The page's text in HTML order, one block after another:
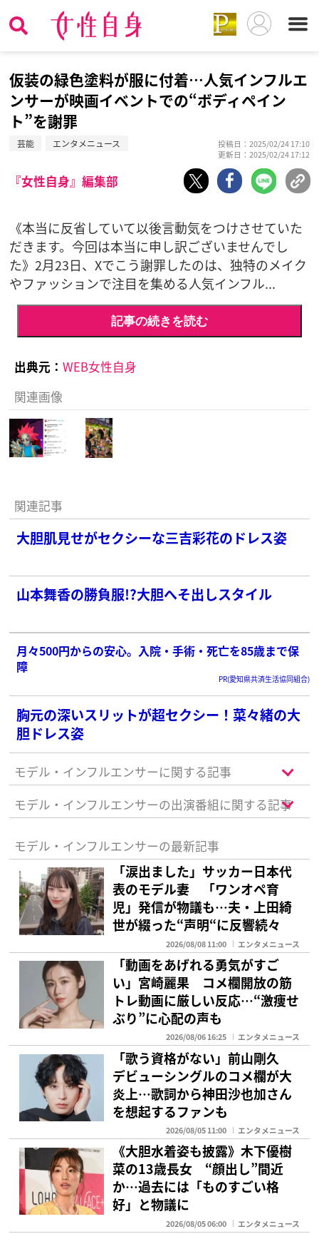
仮装の緑色塗料が服に付着…人気インフルエ
ンサーが映画イベントでの“ボディペイン
ト”を謝罪
芸能 エンタメニュース
投稿日：2025/02/24 17:10
更新日：2025/02/24 17:12
『女性自身』編集部
《本当に反省していて以後言動気をつけさせていた
だきます。今回は本当に申し訳ございませんでし
た》2月23日、Xでこう謝罪したのは、独特のメイク
やファッションで注目を集める人気インフル...
記事の続きを読む
出典元： WEB女性自身
関連画像
関連記事
大胆肌見せがセクシーな三吉彩花のドレス姿
山本舞香の勝負服!?大胆へそ出しスタイル
月々500円からの安心。入院・手術・死亡を85歳まで保
障
PR(愛知県共済生活協同組合)
胸元の深いスリットが超セクシー！菜々緒の大
胆ドレス姿
モデル・インフルエンサーに関する記事
モデル・インフルエンサーの出演番組に関する記事
モデル・インフルエンサーの最新記事
「涙出ました」サッカー日本代
表のモデル妻 「ワンオペ育
児」発信が物議も…夫・上田綺
世が綴った“声明“に反響続々
2026/08/08 11:00 エンタメニュース
「動画をあげれる勇気がすご
い」宮崎麗果 コメ欄開放の筋
トレ動画に厳しい反応…“激痩せ
ぶり”に心配の声も
2026/08/06 16:25 エンタメニュース
「歌う資格がない」前山剛久
デビューシングルのコメ欄が大
炎上…歌詞から神田沙也加さん
を想起するファンも
2026/08/05 11:00 エンタメニュース
《大胆水着姿も披露》木下優樹
菜の13歳長女 “顔出し”間近
か…過去には「ものすごい格
好」と物議に
2026/08/05 06:00 エンタメニュース